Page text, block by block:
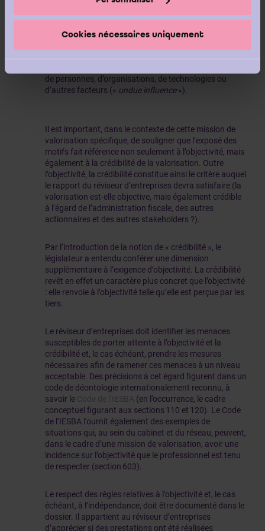
Cookies nécessaires uniquement
de personnes, d’organisations, de technologies ou
d’autres facteurs (« undue influence»).
Il est important, dans le contexte de cette mission de
valorisation spécifique, de souligner que l’exposé des
motifs fait référence non seulement à l’objectivité, mais
également à la crédibilité de la valorisation. Outre
l’objectivité, la crédibilité constitue ainsi le critère auquel
le rapport du réviseur d’entreprises devra satisfaire (la
valorisation est-elle objective, mais également crédible
à l’égard de l’administration fiscale, des autres
actionnaires et des autres stakeholders ?).
Par l’introduction de la notion de « crédibilité », le
législateur a entendu conférer une dimension
supplémentaire à l’exigence d’objectivité. La crédibilité
revêt en effet un caractère plus concret que l’objectivité
: elle renvoie à l’objectivité telle qu’elle est perçue par les
tiers.
Le réviseur d’entreprises doit identifier les menaces
susceptibles de porter atteinte à l’objectivité et la
crédibilité et, le cas échéant, prendre les mesures
nécessaires afin de ramener ces menaces à un niveau
acceptable. Des précisions à cet égard figurent dans un
code de déontologie internationalement reconnu, à
savoir le Code de l’IESBA (en l’occurrence, le cadre
conceptuel figurant aux sections 110 et 120). Le Code
de l’IESBA fournit également des exemples de
situations qui, au sein du cabinet et du réseau, peuvent,
dans le cadre d’une mission de valorisation, avoir une
incidence sur l’objectivité que le professionnel est tenu
de respecter (section 603).
Le respect des règles relatives à l’objectivité et, le cas
échéant, à l’indépendance, doit être documenté dans le
dossier. Il appartient au réviseur d’entreprises
d’apprécier si des prestations ont été réalisées